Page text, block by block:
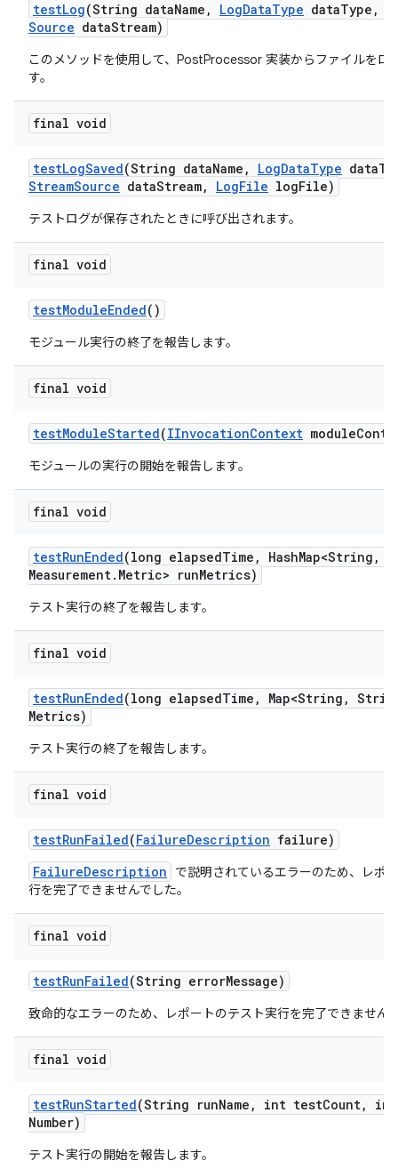
testLog(String dataName , LogDataType dataType ,
Source dataStream)
このメソッドを使用して、PostProcessor 実装からファイルをロ
す。
final void
testLogSaved(String dataName , LogDataType data
StreamSource dataStream, LogFile logFile)
テストログが保存されたときに呼び出されます。
final void
testModuleEnded()
モジュール実行の終了を報告します。
final void
testModuleStarted(IInvocationContext module
モジュールの実行の開始を報告します。
final void
testRunEnded(long elapsedTime , HashMap<String ,
Measurement. Metric> runMetrics)
テスト実行の終了を報告します。
final void
testRunEnded(long elapsedTime , Map<String ,
Metrics)
テスト実行の終了を報告します。
final void
testRunFailed(FailureDescription failure)
FailureDescription
で説明されているエラーのため、レポ
行を完了できませんでした。
final void
testRunFailed(String errorMessage)
致命的なエラーのため、レポートのテスト実行を完了できません
final void
testRunStarted(String runName , int testCount,
int
Number)
テスト実行の開始を報告します。